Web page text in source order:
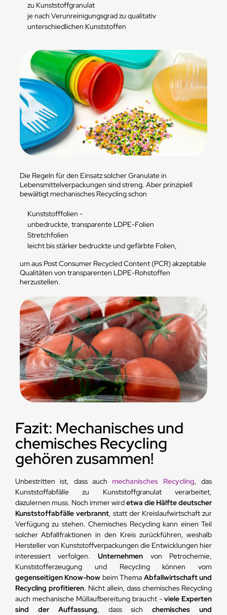
zu Kunststoffgranulat
je nach Verunreinigungsgrad zu qualitativ
unterschiedlichen Kunststoffen
Die Regeln für den Einsatz solcher Granulate in
Lebensmittelverpackungen sind streng. Aber prinzipiell
bewältigt mechanisches Recycling schon
Kunststofffolien -
unbedruckte, transparente LDPE-Folien
Stretchfolien
leicht bis stärker bedruckte und gefärbte Folien,
um aus Post Consumer Recycled Content (PCR) akzeptable
Qualitäten von transparenten LDPE-Rohstoffen
herzustellen.
Fazit: Mechanisches und
chemisches Recycling
gehören zusammen!
Unbestritten ist, dass auch mechanisches Recycling, das
Kunststoffabfälle zu Kunststoffgranulat verarbeitet,
dazulernen muss. Noch immer wirdetwa die Hälfte deutscher
Kunststoffabfälle verbrannt, statt der Kreislaufwirtschaft zur
Verfügung zu stehen. Chemisches Recycling kann einen Teil
solcher Abfallfraktionen in den Kreis zurückführen, weshalb
Hersteller von Kunststoffverpackungen die Entwicklungen hier
interessiert verfolgen. Unternehmen von Petrochemie,
Kunststofferzeugung und Recycling können vom
gegenseitigen Know-how beim Thema Abfallwirtschaft und
Recycling profitieren. Nicht allein, dass chemisches Recycling
auch mechanische Müllaufbereitung braucht -viele Experten
sind der Auffassung, dass sichchemisches und